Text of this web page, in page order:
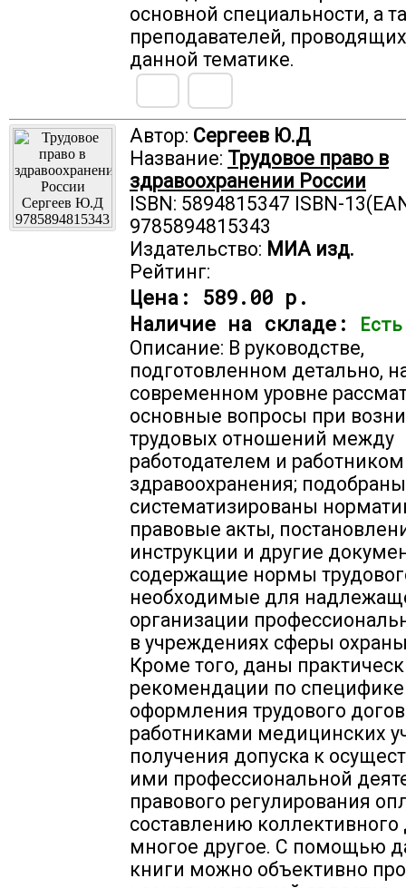
основной специальности, а
преподавателей,
данной тематике.
Автор: Сергеев Ю.Д
Название: Трудовое право в
здравоохранении России
ISBN: 5894815347 ISBN-
9785894815343
Издательство: МИА изд.
Рейтинг:
Цена: 589.00 р.
Наличие на складе:
Есть
Описание: В руководстве,
подготовленном детально,
современном уровне
основные вопросы при
трудовых отношений между
работодателем и
здравоохранения;
систематизированы
правовые акты,
инструкции и другие
содержащие нормы
необходимые для
организации
в учреждениях сферы
Кроме того, даны
рекомендации по специфике
оформления трудового
работниками медицинских
получения допуска к
ими профессиональной
правового регулирования
составлению коллективного
многое другое. С помощью
книги можно объективно